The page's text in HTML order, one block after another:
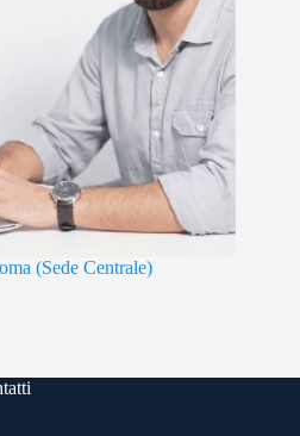
(Sede Centrale)